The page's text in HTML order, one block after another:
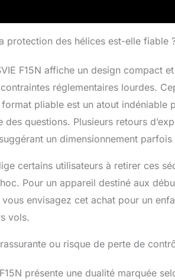
protection des hélices est-elle fiable
F15N affiche un design compact
réglementaires lourdes.
pliable est un atout indéniable
des questions. Plusieurs retours
un dimensionnement
certains utilisateurs à retirer ces
Pour un appareil destiné aux
envisagez cet achat pour un
vols.
ou risque de perte de
présente une dualité marquée